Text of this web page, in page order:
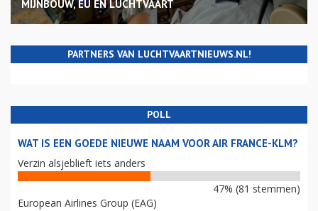
MIJNBOUW, EU EN LUCHTVAART
PARTNERS VAN LUCHTVAARTNIEUWS.NL!
POLL
WAT IS EEN GOEDE NIEUWE NAAM VOOR AIR FRANCE-KLM?
Verzin alsjeblieft iets anders
47% (81 stemmen)
European Airlines Group (EAG)